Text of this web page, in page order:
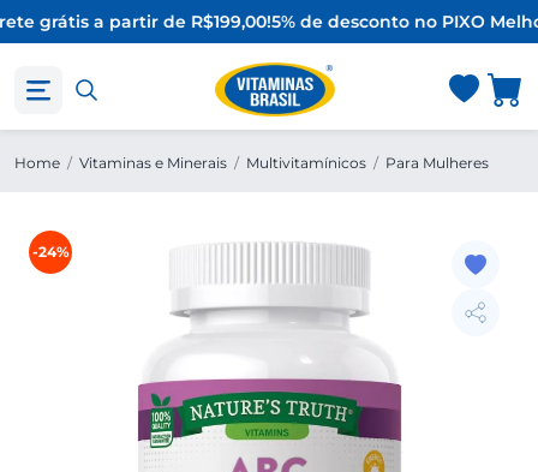
grátis a partir de R$199,00!5% de desconto no PIXO
Home / Vitaminas e Minerais / Multivitamínicos / Para Mulheres
-24%